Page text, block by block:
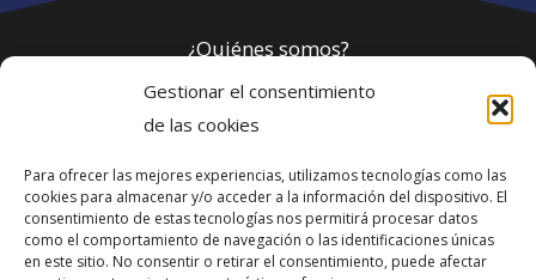
Gestionar el consentimiento
de las cookies
Para ofrecer las mejores experiencias, utilizamos tecnologías como las
cookies para almacenar y/o acceder a la información del dispositivo. El
consentimiento de estas tecnologías nos permitirá procesar datos
como el comportamiento de navegación o las identificaciones únicas
en este sitio. No consentir o retirar el consentimiento, puede afectar
¿Quiénes somos?
Política de privacidad
Webmaster
soporte@fotosdlahabana.com
Nuestro e-mail: